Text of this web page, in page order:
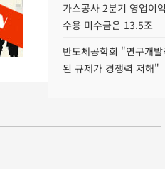
가스공사 2분기 영업이
수용 미수금은 13.5조
반도체공학회 "연구개
된 규제가 경쟁력 저해"